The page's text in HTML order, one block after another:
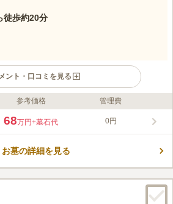
徒歩約20分
ント・口コミを見る
ト
静な住宅街の中にある墓地です。 学校が集中
なので「日帰り温泉オーシャン」「おーゆ・ラ
されていません。
参考価格 管理費
68万円+墓石代 0円
お墓の詳細を見る